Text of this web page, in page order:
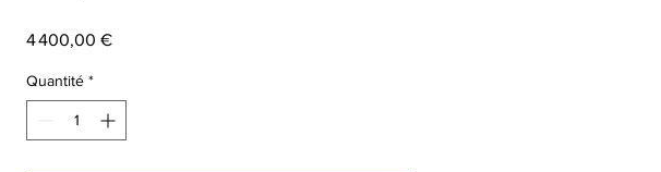
4 400,00 €Prix
Quantité *